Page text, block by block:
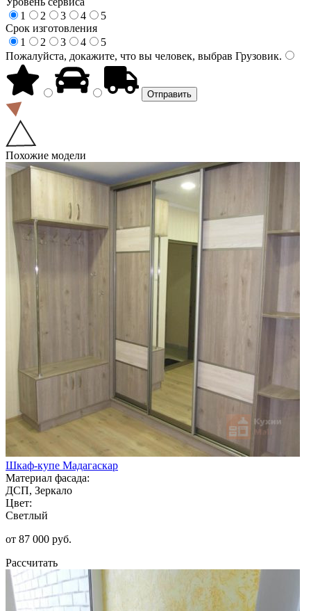
1
2 3 4
5
Срок изготовления
1
2 3 4
5
Пожалуйста, докажите, что вы человек, выбрав Грузовик.
Похожие модели
Шкаф-купе Мадагаскар
Материал фасада:
ДСП, Зеркало
Цвет:
Светлый
от 87 000 руб.
Рассчитать